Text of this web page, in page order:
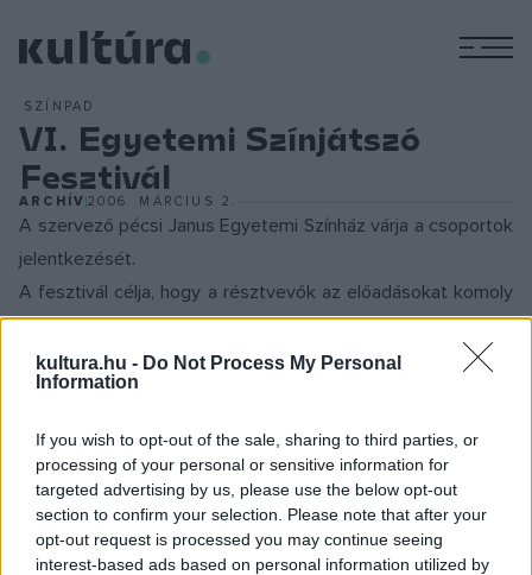
kultura.hu - Do Not Process My Personal
Information
If you wish to opt-out of the sale, sharing to third parties, or
processing of your personal or sensitive information for
targeted advertising by us, please use the below opt-out
section to confirm your selection. Please note that after your
opt-out request is processed you may continue seeing
interest-based ads based on personal information utilized by
SZÍNPAD
VI. Egyetemi Színjátszó
Fesztivál
ARCHÍV2006. MÁRCIUS 2.
A szervező pécsi Janus Egyetemi Színház várja a csoportok
jelentkezését.
A fesztivál célja, hogy a résztvevők az előadásokat komoly
szakami zsűri előtt mutathassák be, a szakmai
megbeszéléseken pedig szembesüljenek a "pályatársak"
véleményével, egyúttal megoszthassák saját
mutatja, hogy az együtt töltött pár nap lehetőséget biztosít
arra, hogy megismerhessük egymás színházi gondolatait,
terveit, munkamódszereit, alkalmasint tanuljunk egymástól.
A fesztiválon fellépőknek szállást és napi kétszeri étkezést,